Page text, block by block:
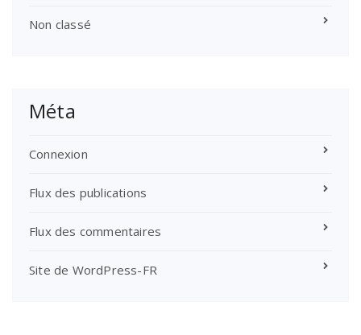
Non classé
Méta
Connexion
Flux des publications
Flux des commentaires
Site de WordPress-FR